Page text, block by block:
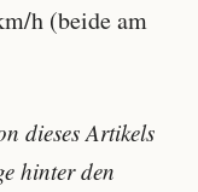
h (beide am
dieses Artikels
hinter den